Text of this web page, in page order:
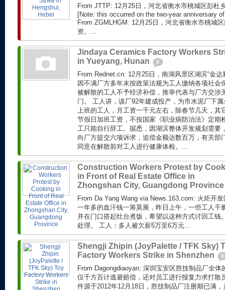
From JTTP: 12月25日，河北省衡水市桃城区彭杜
[Note: this occurred on the two-year anniversary
From ZGMLHGM: 12月25日，河北省衡水市桃城
资。...
Jindaya Ceramics Factory Workers
in Yueyang, Hunan
0
From Rednet.cn: 12月25日，南湖风景区湖滨“金
因不满厂方多年末按政策法规为工人缴纳各项社会
被解散的工人不予经济补偿，推举代表与厂方交涉
门。 工人讲，该厂92年建成投产，为市水泥厂下
上班的工人，月工资一千元左右，除春节几天，其
节假日加班工资，不按国家《职业病防治法》定期
工只能自行辞工。据悉，因湖滨整体开发规划需要
向厂方提交六项诉求，追偿金额达数百万，有关部
同意在解散前对工人进行健康体检。...
Construction Workers Protest by
in Front of Real Estate Office in
Zhongshan City, Guangdong
From Da Yang Wang via News.163.com: 火炬开
一年多的血汗钱一筹莫展，昨日上午，一些工人干
并在门口搭起灶台煮饭，希望以这种方式讨回工钱
处理。 工人：多人被欠薪5万至6万元...
Shengji Zhipin (JoyPalette / TFK Sky)
Factory Workers Strike in Shenzhen
0
From Dagongdiaoyan: 深圳宝安区胜技制品厂全
仅千方百计逃避赔偿，还对员工进行报复力求打散
件源于2012年12月18日，胜技制品厂注册期已满，